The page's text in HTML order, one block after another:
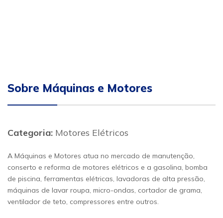
Sobre Máquinas e Motores
Categoria: Motores Elétricos
A Máquinas e Motores atua no mercado de manutenção,
conserto e reforma de motores elétricos e a gasolina, bomba
de piscina, ferramentas elétricas, lavadoras de alta pressão,
máquinas de lavar roupa, micro-ondas, cortador de grama,
ventilador de teto, compressores entre outros.